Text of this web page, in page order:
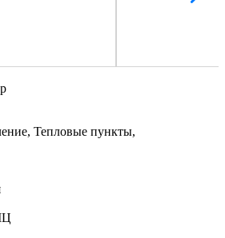
Тепловые пункты,